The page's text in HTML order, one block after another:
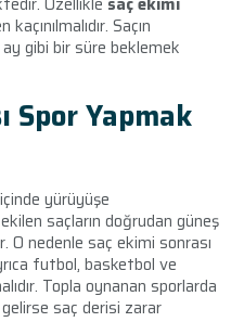
Saçın
gibi bir süre beklemek
Spor Yapmak
yürüyüşe
saçların doğrudan güneş
O nedenle saç ekimi sonrası
futbol, basketbol ve
Topla oynanan sporlarda
saç derisi zarar